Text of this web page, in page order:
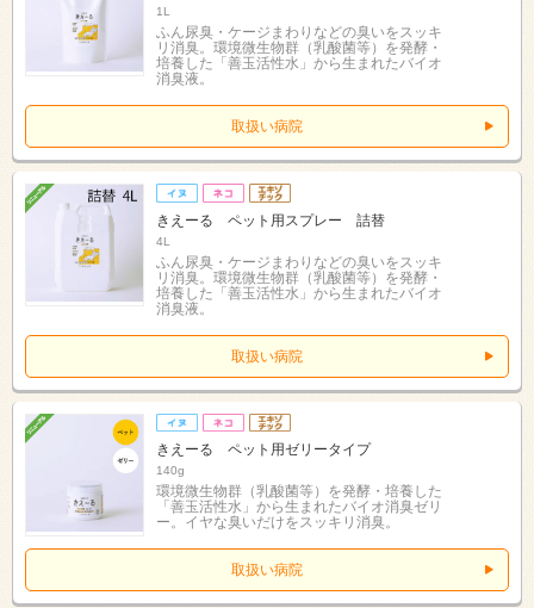
1L
ふん尿臭・ケージまわりなどの臭いをスッキ
リ消臭。環境微生物群（乳酸菌等）を発酵・
培養した「善玉活性水」から生まれたバイオ
消臭液。
取扱い病院
きえーる ペット用スプレー 詰替
4L
ふん尿臭・ケージまわりなどの臭いをスッキ
リ消臭。環境微生物群（乳酸菌等）を発酵・
培養した「善玉活性水」から生まれたバイオ
消臭液。
取扱い病院
きえーる ペット用ゼリータイプ
140g
環境微生物群（乳酸菌等）を発酵・培養した
「善玉活性水」から生まれたバイオ消臭ゼリ
ー。イヤな臭いだけをスッキリ消臭。
取扱い病院